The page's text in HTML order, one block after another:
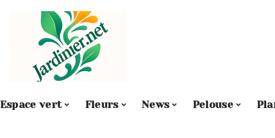
Espace vert Fleurs News Pelouse